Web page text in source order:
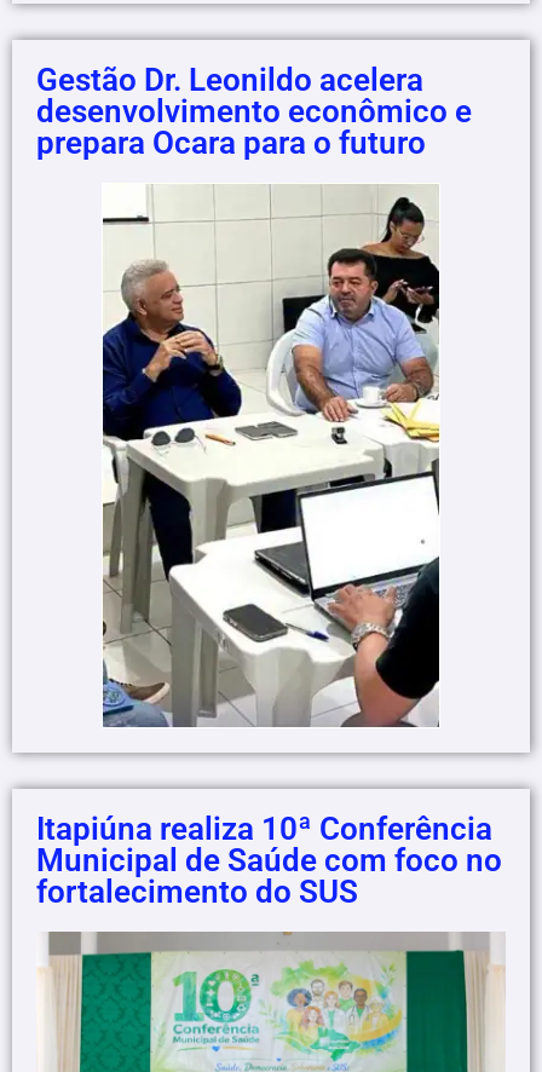
Gestão Dr. Leonildo acelera
desenvolvimento econômico e
prepara Ocara para o futuro
Itapiúna realiza 10ª Conferência
Municipal de Saúde com foco no
fortalecimento do SUS